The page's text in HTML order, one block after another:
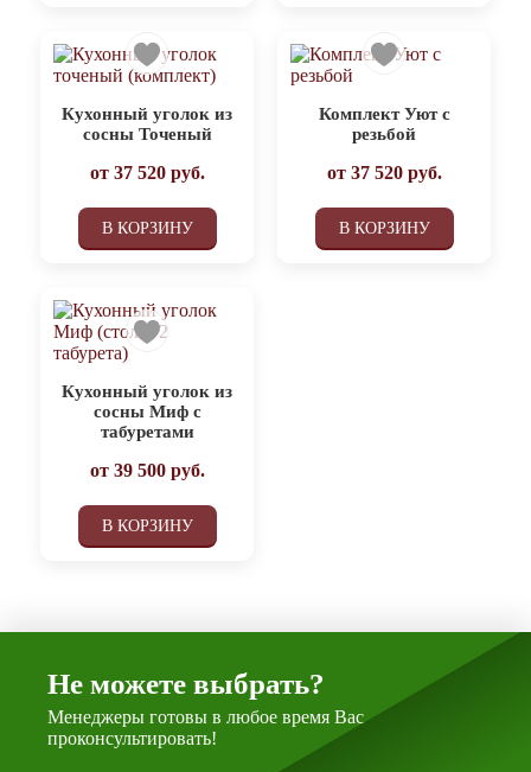
Кухонный уголок из
сосны Точеный
от 37 520руб.
В КОРЗИНУ
Комплект Уют с
резьбой
от 37 520руб.
В КОРЗИНУ
Кухонный уголок из
сосны Миф с
табуретами
от 39 500руб.
В КОРЗИНУ
Не можете выбрать?
Менеджеры готовы в любое время Вас
проконсультировать!